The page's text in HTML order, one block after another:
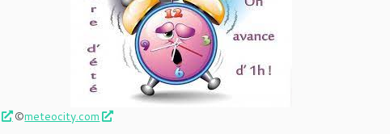
©meteocity.com